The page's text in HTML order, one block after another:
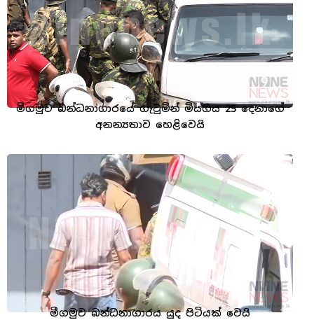
මීගමුව බන්ධනාගාරයේ ගැටුමින් මියගිය 25 දෙනාගේ
අනන්‍යතාව හෙළිවෙයි
මීගමුව බන්ධනාගාරය යුද පිටියක් වෙයි